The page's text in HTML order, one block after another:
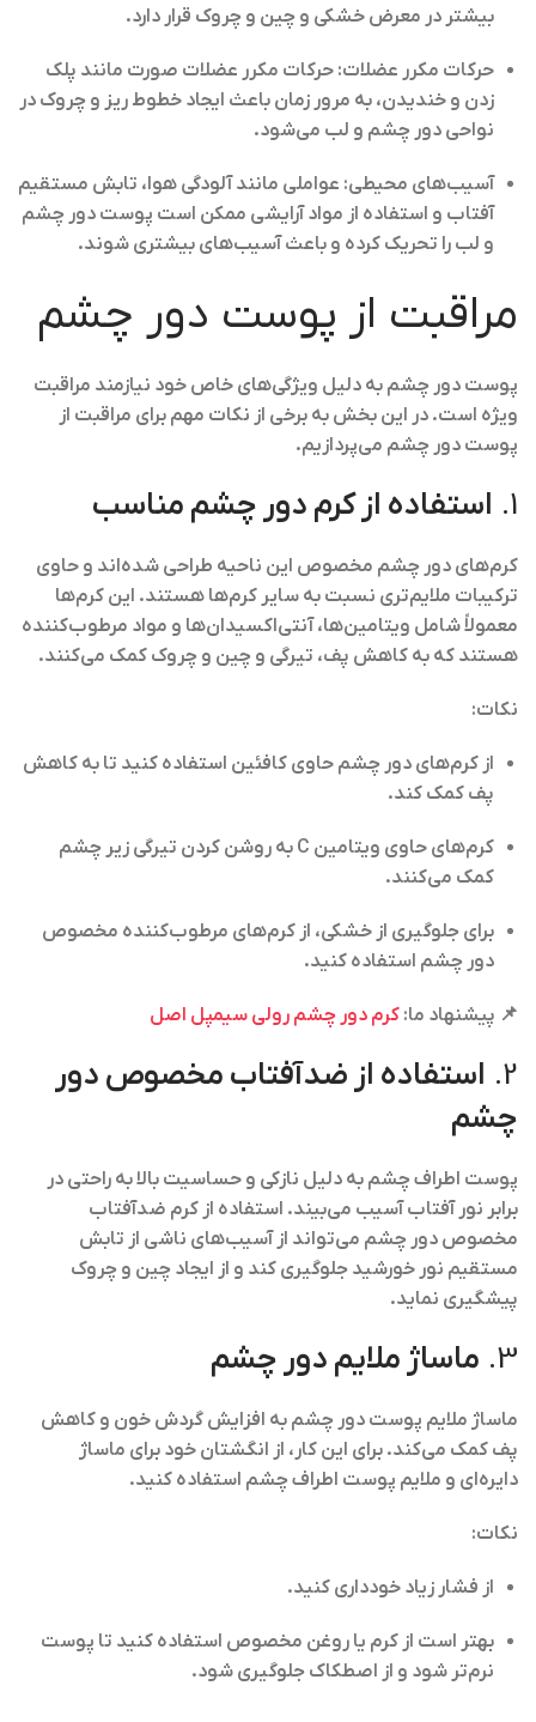
بیشتر در معرض خشکی و چین و چروک قرار دارد.
حرکات مکرر عضلات: حرکات مکرر عضلات صورت مانند پلک
زدن و خندیدن، به مرور زمان باعث ایجاد خطوط ریز و چروک در
نواحی دور چشم و لب می‌شود.
آسیب‌های محیطی: عواملی مانند آلودگی هوا، تابش مستقیم
آفتاب و استفاده از مواد آرایشی ممکن است پوست دور چشم
و لب را تحریک کرده و باعث آسیب‌های بیشتری شوند.
مراقبت از پوست دور چشم
پوست دور چشم به دلیل ویژگی‌های خاص خود نیازمند مراقبت
ویژه است. در این بخش به برخی از نکات مهم برای مراقبت از
پوست دور چشم می‌پردازیم.
1. استفاده از کرم دور چشم مناسب
کرم‌های دور چشم مخصوص این ناحیه طراحی شده‌اند و حاوی
ترکیبات ملایم‌تری نسبت به سایر کرم‌ها هستند. این کرم‌ها
معمولاً شامل ویتامین‌ها، آنتی‌اکسیدان‌ها و مواد مرطوب‌کننده
هستند که به کاهش پف، تیرگی و چین و چروک کمک می‌کنند.
نکات:
از کرم‌های دور چشم حاوی کافئین استفاده کنید تا به کاهش
پف کمک کند.
کرم‌های حاوی ویتامین C
به روشن کردن تیرگی زیر چشم
کمک می‌کنند.
برای جلوگیری از خشکی، از کرم‌های مرطوب‌کننده مخصوص
دور چشم استفاده کنید.
📌 پیشنهاد ما: کرم دور چشم رولی سیمپل اصل
2. استفاده از ضدآفتاب مخصوص دور
چشم
پوست اطراف چشم به دلیل نازکی و حساسیت بالا به راحتی در
برابر نور آفتاب آسیب می‌بیند. استفاده از کرم ضدآفتاب
مخصوص دور چشم می‌تواند از آسیب‌های ناشی از تابش
مستقیم نور خورشید جلوگیری کند و از ایجاد چین و چروک
پیشگیری نماید.
3. ماساژ ملایم دور چشم
ماساژ ملایم پوست دور چشم به افزایش گردش خون و کاهش
پف کمک می‌کند. برای این کار، از انگشتان خود برای ماساژ
دایره‌ای و ملایم پوست اطراف چشم استفاده کنید.
نکات:
از فشار زیاد خودداری کنید.
بهتر است از کرم یا روغن مخصوص استفاده کنید تا پوست
نرم‌تر شود و از اصطکاک جلوگیری شود.